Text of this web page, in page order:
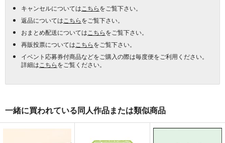
キャンセルについては こちらをご覧下さい。
返品については こちらをご覧下さい。
おまとめ配送については こちらをご覧下さい。
再販投票については こちらをご覧下さい。
イベント応募券付商品などをご購入の際は毎度便をご利用ください。
詳細は こちらをご覧ください。
一緒に買われている同人作品または類似商品